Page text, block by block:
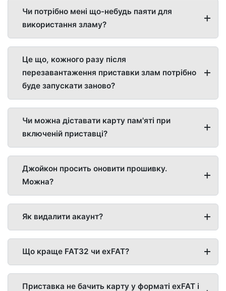
Чи потрібно мені що-небудь паяти для
використання зламу?
Це що, кожного разу після
перезавантаження приставки злам потрібно
буде запускати заново?
Чи можна діставати карту пам'яті при
включеній приставці?
Джойкон просить оновити прошивку.
Можна?
Як видалити акаунт?
Що краще FAT32 чи exFAT?
Приставка не бачить карту у форматі exFAT і